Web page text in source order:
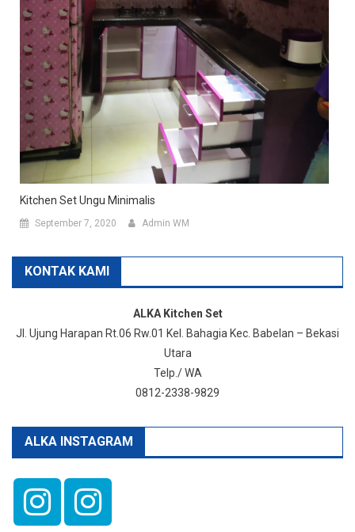
Kitchen Set Ungu Minimalis
September 7, 2020 Admin WM
KONTAK KAMI
ALKA Kitchen Set
Jl. Ujung Harapan Rt.06 Rw.01 Kel. Bahagia Kec. Babelan – Bekasi
Utara
Telp./ WA
0812-2338-9829
ALKA INSTAGRAM